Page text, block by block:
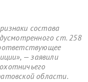
состава
ст. 258
— заявили
области.